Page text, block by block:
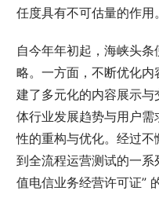
任度具有不可估量的作用。
自今年年初起，海峡头
略。一方面，不断优化
建了多元化的内容展示
体行业发展趋势与用户
性的重构与优化。经过
到全流程运营测试的一系
值电信业务经营许可证”